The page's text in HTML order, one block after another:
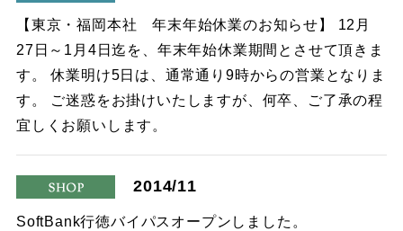
company
【東京・福岡本社 年末年始休業のお知らせ】 12月
27日～1月4日迄を、年末年始休業期間とさせて頂きま
す。 休業明け5日は、通常通り9時からの営業となりま
す。 ご迷惑をお掛けいたしますが、何卒、ご了承の程
宜しくお願いします。
shop
2014/11
SoftBank行徳バイパスオープンしました。